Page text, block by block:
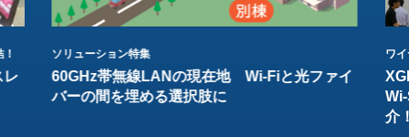
レ
ソリューション特集
60GHz帯無線LANの現在地 Wi-Fiと光ファイ
バーの間を埋める選択肢に
ワ
介